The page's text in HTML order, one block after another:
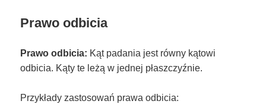
Prawo odbicia
Prawo odbicia: Kąt padania jest równy kątowi
odbicia. Kąty te leżą w jednej płaszczyźnie.
Przykłady zastosowań prawa odbicia: